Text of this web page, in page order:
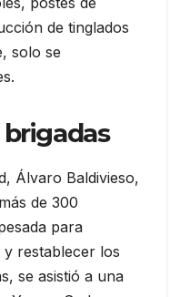
de tinglados
solo se
Álvaro Baldivieso,
de 300
para
restablecer los
se asistió a una